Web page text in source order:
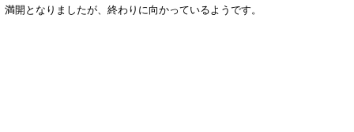
満開となりましたが、終わりに向かっているようです。